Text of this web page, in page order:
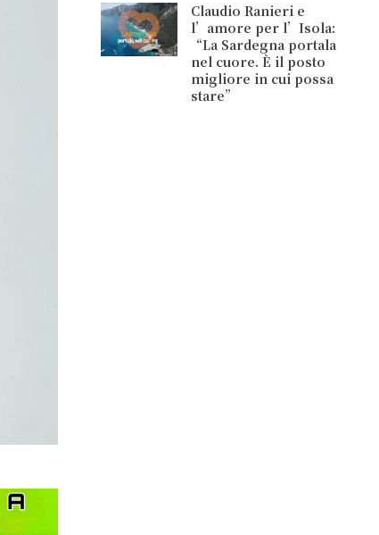
Claudio Ranieri e
l’amore per l’Isola:
“La Sardegna portala
nel cuore. È il posto
migliore in cui possa
stare”